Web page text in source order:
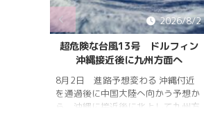
2026/8/2
超危険な台風13号 ドルフィン
沖縄接近後に九州方面へ
8月2日 進路予想変わる 沖縄付近
を通過後に中国大陸へ向かう予想か
ら、沖縄に接近後に北上して九州方